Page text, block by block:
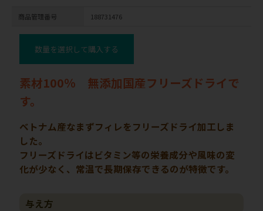
商品管理番号 188731476
数量を選択して購入する
素材100％ 無添加国産フリーズドライで
す。
ベトナム産なまずフィレをフリーズドライ加工しま
した。
フリーズドライはビタミン等の栄養成分や風味の変
化が少なく、常温で長期保存できるのが特徴です。
与え方